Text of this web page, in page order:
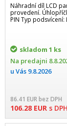
Náhradní díl LCD
provedení.
PIN Typ podsvícení:
skladom 1 ks
Na predajni
u Vás 9.8.2026
86.41 EURbez DPH
106.28 EUR s DPH